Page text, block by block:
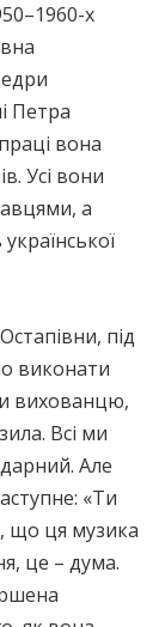
х
Петра
вона
Усі вони
а
під
виконати
вихованцю,
Всі ми
Але
«Ти
що ця музика
це – дума.